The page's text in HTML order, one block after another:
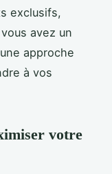
exclusifs,
avez un
approche
à vos
votre